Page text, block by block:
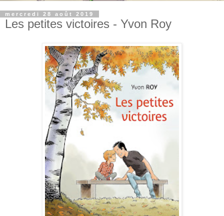
mercredi 28 août 2019
Les petites victoires - Yvon Roy